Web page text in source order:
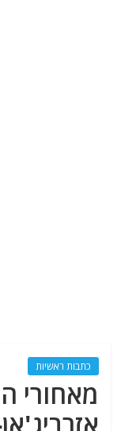
כתבות ראשיות
מאחורי